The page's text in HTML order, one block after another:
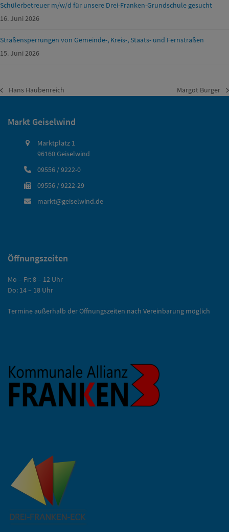
Schülerbetreuer m/w/d für unsere Drei-Franken-Grundschule gesucht
16. Juni 2026
Straßensperrungen von Gemeinde-, Kreis-, Staats- und Fernstraßen
15. Juni 2026
vorheriger
Hans Haubenreich
Nächster
Margot Burger
Markt Geiselwind
Marktplatz 1
96160 Geiselwind
09556 / 9222-0
09556 / 9222-29
markt@geiselwind.de
Öffnungszeiten
Mo – Fr: 8 – 12 Uhr
Do: 14 – 18 Uhr
Termine außerhalb der Öffnungszeiten nach Vereinbarung möglich